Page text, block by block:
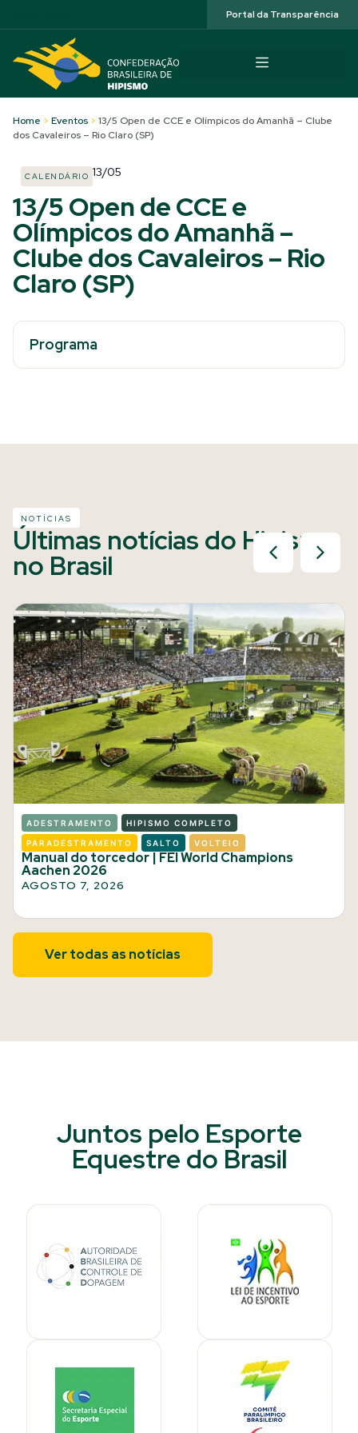
Portal da Transparência
Home > Eventos > 13/5 Open de CCE e Olímpicos do Amanhã – Clube
dos Cavaleiros – Rio Claro (SP)
CALENDÁRIO 13/05
13/5 Open de CCE e
Olímpicos do Amanhã –
Clube dos Cavaleiros – Rio
Claro (SP)
Programa
NOTÍCIAS
Últimas notícias do Hipismo
no Brasil
ADESTRAMENTO HIPISMO COMPLETO
PARADESTRAMENTO SALTO VOLTEIO
Manual do torcedor | FEI World Champions
Aachen 2026
AGOSTO 7, 2026
Ver todas as notícias
Juntos pelo Esporte
Equestre do Brasil​